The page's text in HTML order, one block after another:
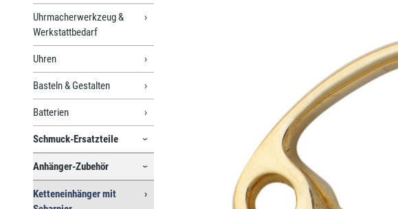
Uhrmacherwerkzeug &
Werkstattbedarf
Uhren
Basteln & Gestalten
Batterien
Schmuck-Ersatzteile
Anhänger-Zubehör
Ketteneinhänger mit